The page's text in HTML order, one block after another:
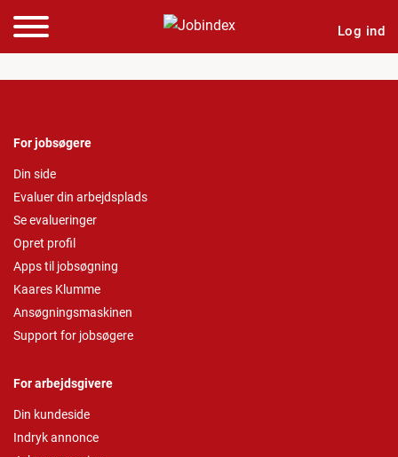
Log ind
For jobsøgere
Din side
Evaluer din arbejdsplads
Se evalueringer
Opret profil
Apps til jobsøgning
Kaares Klumme
Ansøgningsmaskinen
Support for jobsøgere
For arbejdsgivere
Din kundeside
Indryk annonce